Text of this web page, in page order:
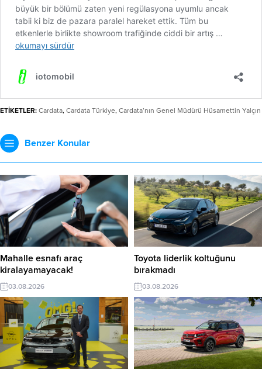
ETİKETLER: Cardata, Cardata Türkiye, Cardata’nın Genel Müdürü Hüsamettin Yalçın
Benzer Konular
Mahalle esnafı araç
kiralayamayacak!
03.08.2026
Toyota liderlik koltuğunu
bırakmadı
03.08.2026